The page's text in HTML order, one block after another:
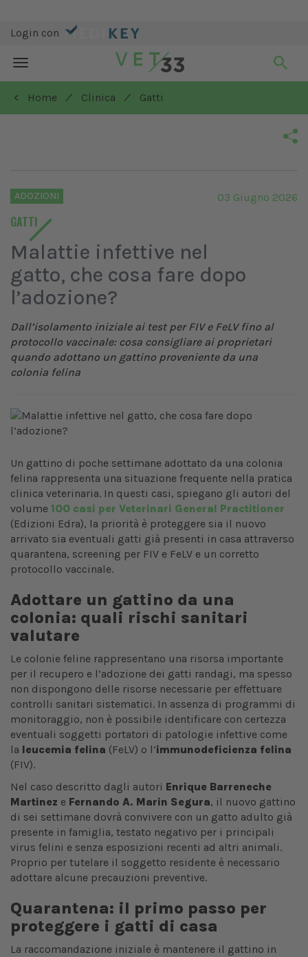
Login con
Toggle
navigation
< Home
/ Clinica / Gatti
ADOZIONI
GATTI
03 Giugno 2026
Malattie infettive nel
gatto, che cosa fare dopo
l’adozione?
Dall’isolamento iniziale ai test per FIV e FeLV fino al
protocollo vaccinale: cosa consigliare ai proprietari
quando adottano un gattino proveniente da una
colonia felina
Un gattino di poche settimane adottato da una colonia
felina rappresenta una situazione frequente nella pratica
clinica veterinaria. In questi casi, spiegano gli autori del
volume 100 casi per Veterinari General Practitioner
(Edizioni Edra), la priorità è proteggere sia il nuovo
arrivato sia eventuali gatti già presenti in casa attraverso
quarantena, screening per FIV e FeLV e un corretto
protocollo vaccinale.
Adottare un gattino da una
colonia: quali rischi sanitari
valutare
Le colonie feline rappresentano una risorsa importante
per il recupero e l’adozione dei gatti randagi, ma spesso
non dispongono delle risorse necessarie per effettuare
controlli sanitari sistematici. In assenza di programmi di
monitoraggio, non è possibile identificare con certezza
eventuali soggetti portatori di patologie infettive come
la leucemia felina (FeLV) o l’immunodeficienza felina
(FIV).
Nel caso descritto dagli autori Enrique Barreneche
Martinez e Fernando A. Marin Segura, il nuovo gattino
di sei settimane dovrà convivere con un gatto adulto già
presente in famiglia, testato negativo per i principali
virus felini e senza esposizioni recenti ad altri animali.
Proprio per tutelare il soggetto residente è necessario
adottare alcune precauzioni preventive.
Quarantena: il primo passo per
proteggere i gatti di casa
La raccomandazione iniziale è mantenere il gattino in